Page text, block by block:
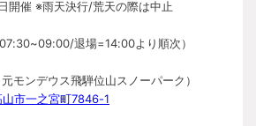
開催 ※雨天決行/荒天の際は中止
退場=14:00より順次）
モンデウス飛騨位山スノーパーク）
市一之宮町7846-1